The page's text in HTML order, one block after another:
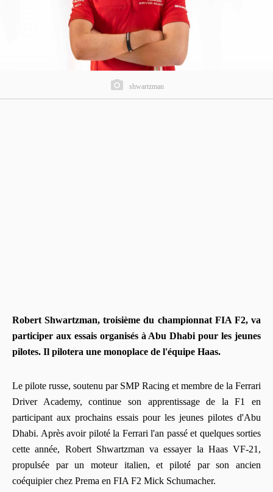
shwartzman
Robert Shwartzman, troisième du championnat FIA F2, va
participer aux essais organisés à Abu Dhabi pour les jeunes
pilotes. Il pilotera une monoplace de l'équipe Haas.
Le pilote russe, soutenu par SMP Racing et membre de la Ferrari
Driver Academy, continue son apprentissage de la F1 en
participant aux prochains essais pour les jeunes pilotes d'Abu
Dhabi. Après avoir piloté la Ferrari l'an passé et quelques sorties
cette année, Robert Shwartzman va essayer la Haas VF-21,
propulsée par un moteur italien, et piloté par son ancien
coéquipier chez Prema en FIA F2 Mick Schumacher.